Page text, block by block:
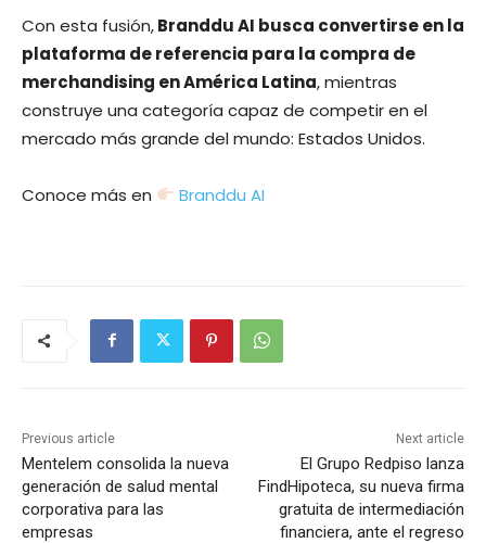
Con esta fusión,Branddu AI busca convertirse en la
plataforma de referencia para la compra de
merchandising en América Latina, mientras
construye una categoría capaz de competir en el
mercado más grande del mundo: Estados Unidos.
Conoce más en Branddu AI
Previous article
Mentelem consolida la nueva
generación de salud mental
corporativa para las
empresas
Next article
El Grupo Redpiso lanza
FindHipoteca, su nueva firma
gratuita de intermediación
financiera, ante el regreso